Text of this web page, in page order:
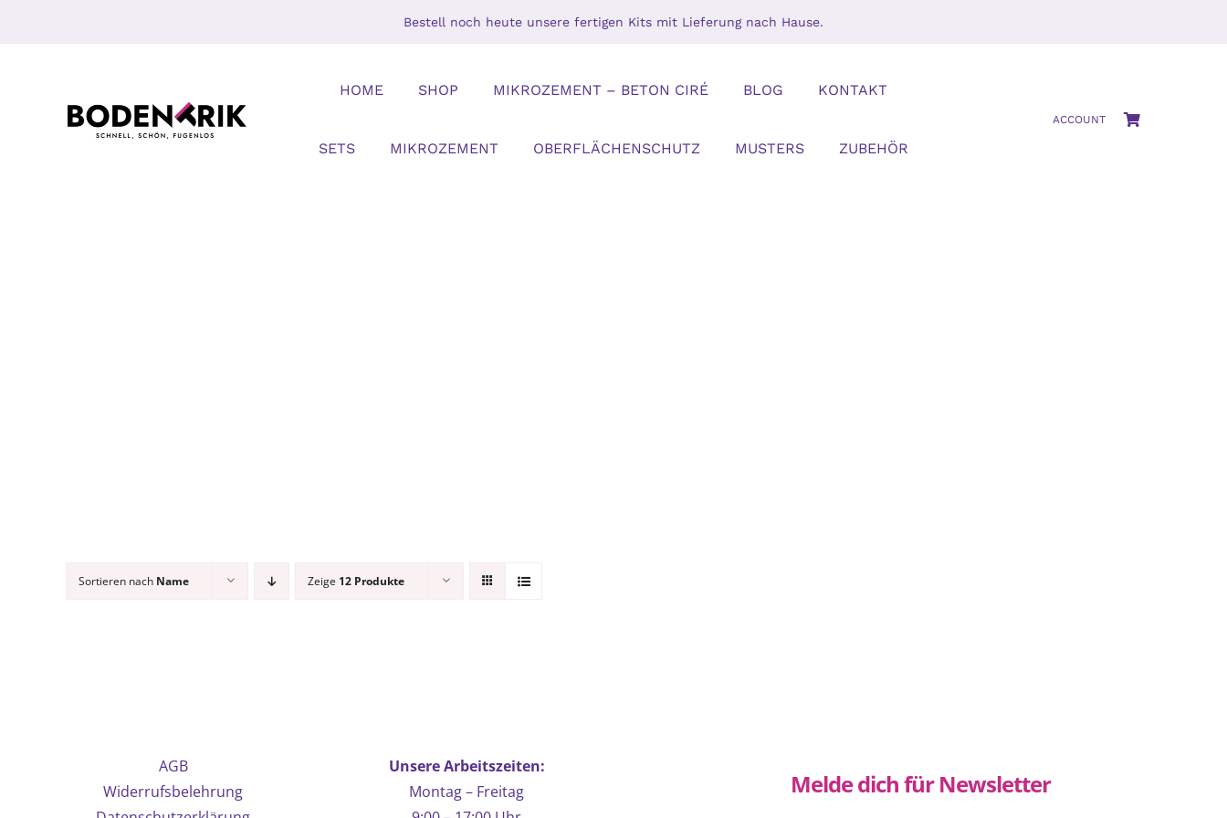
Bestell noch heute unsere fertigen Kits mit Lieferung nach Hause.
HOME SHOP MIKROZEMENT – BETON CIRÉ BLOG KONTAKT
SETS MIKROZEMENT OBERFLÄCHENSCHUTZ MUSTERS ZUBEHÖR
ACCOUNT
Sortieren nach Name Zeige 12 Produkte
AGB
Widerrufsbelehrung
Unsere Arbeitszeiten:
Montag – Freitag
Melde dich für Newsletter